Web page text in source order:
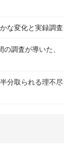
な変化と実録調査
調査が導いた、
分取られる理不尽